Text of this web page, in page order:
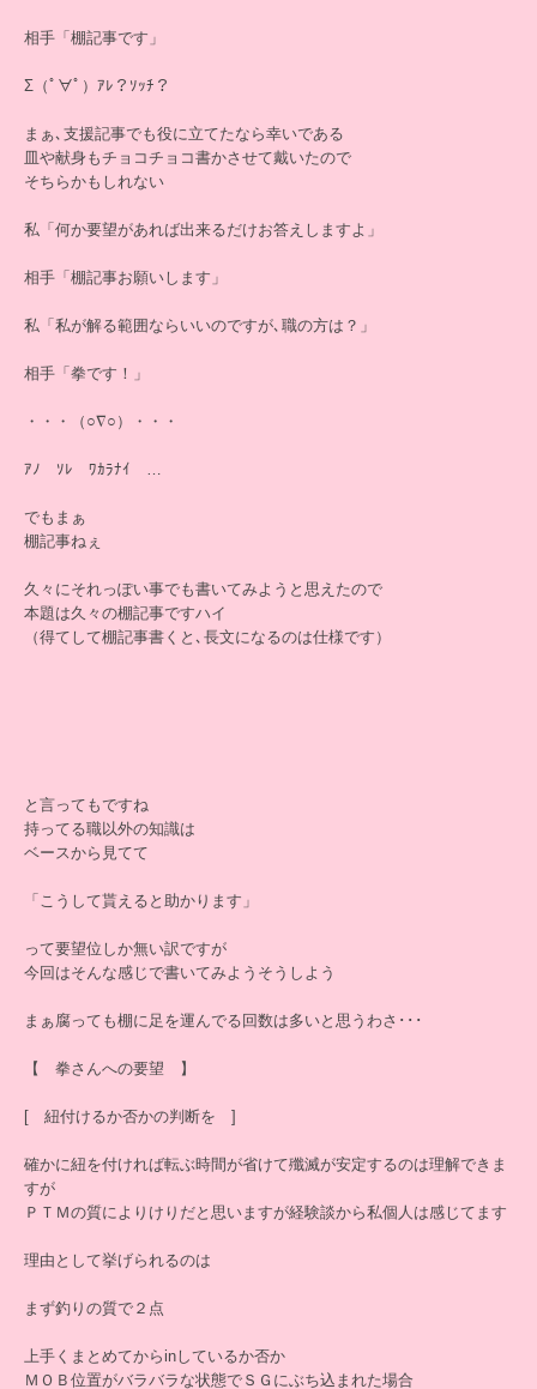
相手「棚記事です」
Σ（ﾟ∀ﾟ）ｱﾚ？ｿｯﾁ？
まぁ､支援記事でも役に立てたなら幸いである
皿や献身もチョコチョコ書かさせて戴いたので
そちらかもしれない
私「何か要望があれば出来るだけお答えしますよ」
相手「棚記事お願いします」
私「私が解る範囲ならいいのですが､職の方は？」
相手「拳です！」
・・・（○∇○）・・・
ｱﾉ ｿﾚ ﾜｶﾗﾅｲ …
でもまぁ
棚記事ねぇ
久々にそれっぽい事でも書いてみようと思えたので
本題は久々の棚記事ですハイ
（得てして棚記事書くと､長文になるのは仕様です）
と言ってもですね
持ってる職以外の知識は
ベースから見てて
「こうして貰えると助かります」
って要望位しか無い訳ですが
今回はそんな感じで書いてみようそうしよう
まぁ腐っても棚に足を運んでる回数は多いと思うわさ･･･
【 拳さんへの要望 】
[ 紐付けるか否かの判断を ]
確かに紐を付ければ転ぶ時間が省けて殲滅が安定するのは理解できま
すが
ＰＴＭの質によりけりだと思いますが経験談から私個人は感じてます
理由として挙げられるのは
まず釣りの質で２点
上手くまとめてからinしているか否か
ＭＯＢ位置がバラバラな状態でＳＧにぶち込まれた場合